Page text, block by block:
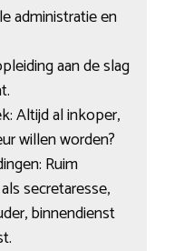
administratie en
aan de slag
Altijd al inkoper,
willen worden?
Ruim
secretaresse,
binnendienst